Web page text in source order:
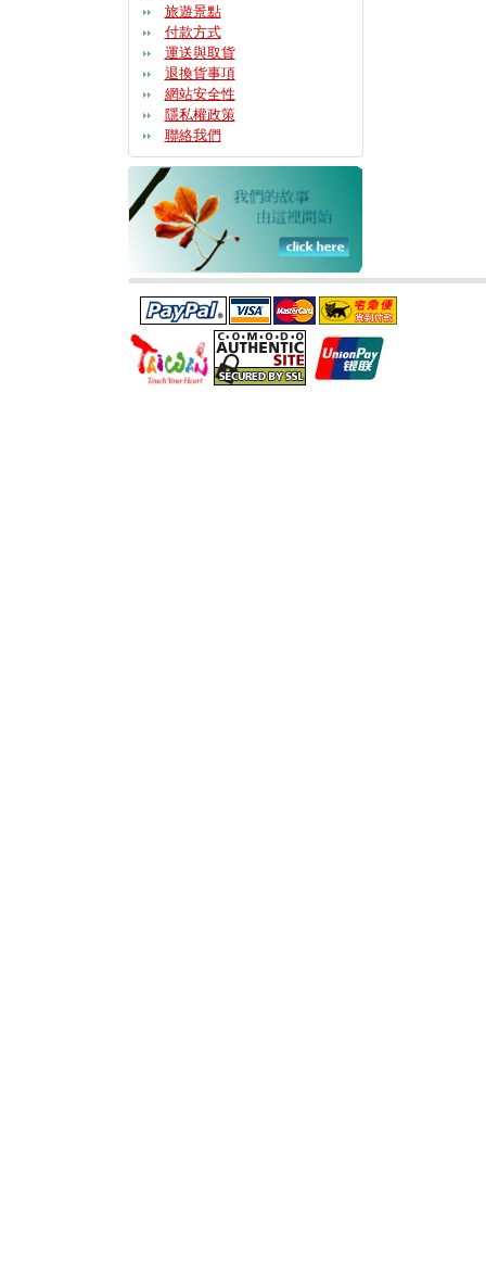
旅遊景點
付款方式
運送與取貨
退換貨事項
網站安全性
隱私權政策
聯絡我們